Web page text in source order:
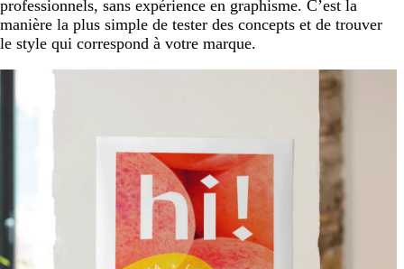
professionnels, sans expérience en graphisme. C’est la
manière la plus simple de tester des concepts et de trouver
le style qui correspond à votre marque.